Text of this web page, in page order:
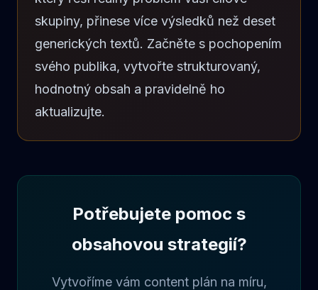
skupiny, přinese více výsledků než deset
generických textů. Začněte s pochopením
svého publika, vytvořte strukturovaný,
hodnotný obsah a pravidelně ho
aktualizujte.
Potřebujete pomoc s
obsahovou strategií?
Vytvoříme vám content plán na míru,